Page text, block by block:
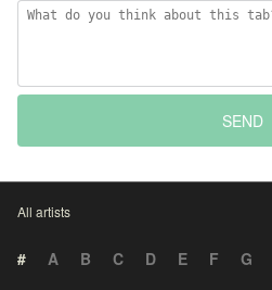
SEND
All artists
# A B C D E F G